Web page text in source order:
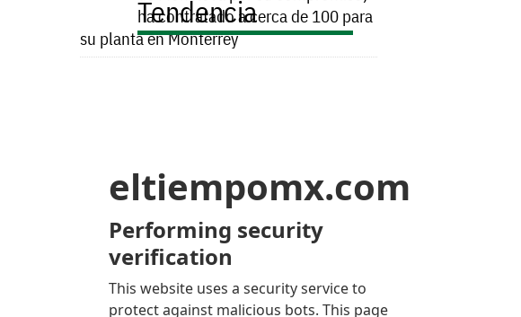
ha contratado a cerca de 100 para
su planta en Monterrey
Tendencia